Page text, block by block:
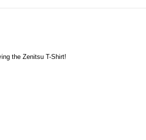
the Zenitsu T-Shirt!